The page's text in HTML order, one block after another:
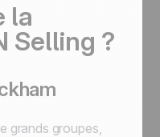
la
Selling ?
grands groupes,